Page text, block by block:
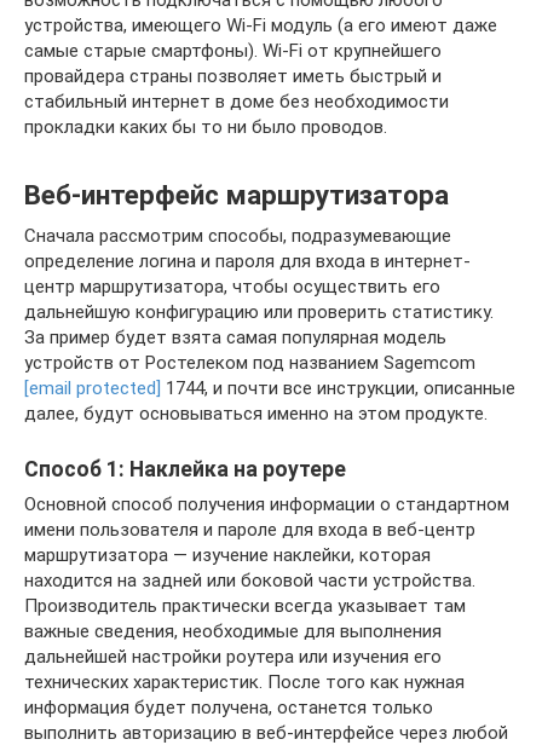
устройства, имеющего Wi-Fi модуль (а его имеют даже
самые старые смартфоны). Wi-Fi от крупнейшего
провайдера страны позволяет иметь быстрый и
стабильный интернет в доме без необходимости
прокладки каких бы то ни было проводов.
Веб-интерфейс маршрутизатора
Сначала рассмотрим способы, подразумевающие
определение логина и пароля для входа в интернет-
центр маршрутизатора, чтобы осуществить его
дальнейшую конфигурацию или проверить статистику.
За пример будет взята самая популярная модель
устройств от Ростелеком под названием Sagemcom
[email protected] 1744, и почти все инструкции, описанные
далее, будут основываться именно на этом продукте.
Способ 1: Наклейка на роутере
Основной способ получения информации о стандартном
имени пользователя и пароле для входа в веб-центр
маршрутизатора — изучение наклейки, которая
находится на задней или боковой части устройства.
Производитель практически всегда указывает там
важные сведения, необходимые для выполнения
дальнейшей настройки роутера или изучения его
технических характеристик. После того как нужная
информация будет получена, останется только
выполнить авторизацию в веб-интерфейсе через любой